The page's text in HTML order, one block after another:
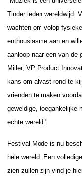
Tinder leden wereldwijd.
wachten om volop
enthousiasme aan en
aanloop naar een van de
Miller, VP Product
kans om alvast rond te
vrienden te maken
geweldige, toegankelijke
echte wereld."
Festival Mode is nu
hele wereld. Een
zien zullen zijn vind je